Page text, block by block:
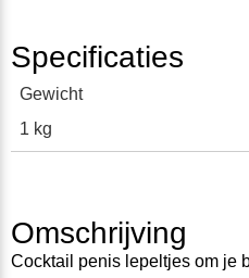
Specificaties
Gewicht
1 kg
Omschrijving
Cocktail penis lepeltjes om je